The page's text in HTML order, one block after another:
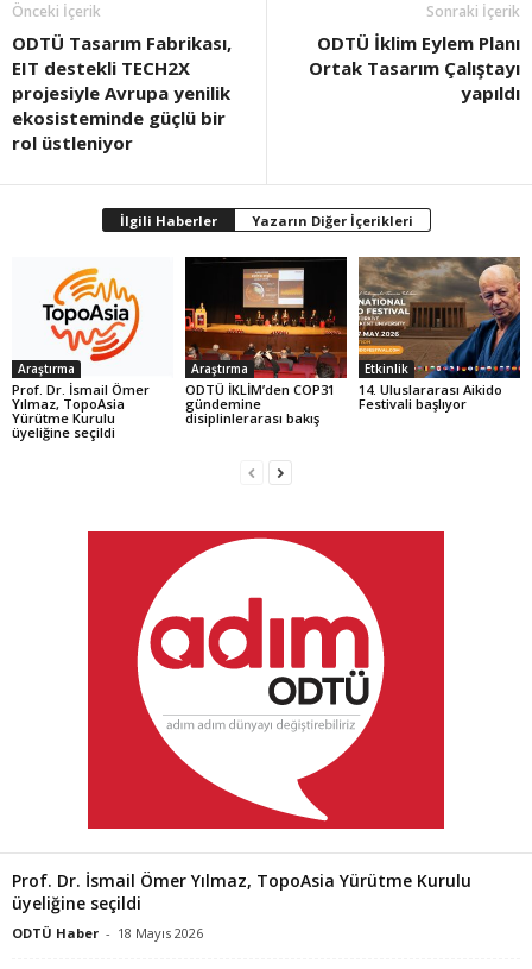
Önceki İçerik
ODTÜ Tasarım Fabrikası,
EIT destekli TECH2X
projesiyle Avrupa yenilik
ekosisteminde güçlü bir
rol üstleniyor
Sonraki İçerik
ODTÜ İklim Eylem Planı
Ortak Tasarım Çalıştayı
yapıldı
İlgili Haberler Yazarın Diğer İçerikleri
Araştırma
Prof. Dr. İsmail Ömer
Yılmaz, TopoAsia
Yürütme Kurulu
üyeliğine seçildi
Araştırma
ODTÜ İKLİM’den COP31
gündemine
disiplinlerarası bakış
Etkinlik
14. Uluslararası Aikido
Festivali başlıyor
Prof. Dr. İsmail Ömer Yılmaz, TopoAsia Yürütme Kurulu
üyeliğine seçildi
ODTÜ Haber - 18 Mayıs 2026